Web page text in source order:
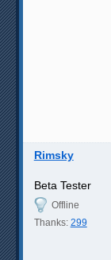
Rimsky
Beta Tester
Offline
Thanks: 299